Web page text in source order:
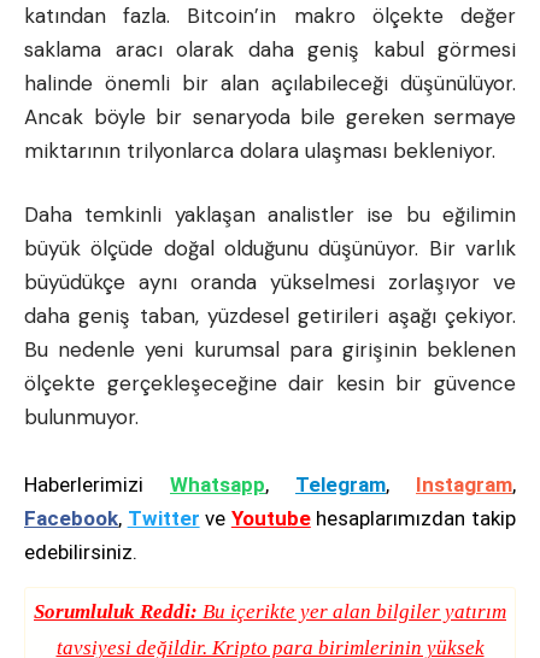
katından fazla. Bitcoin’in makro ölçekte değer
saklama aracı olarak daha geniş kabul görmesi
halinde önemli bir alan açılabileceği düşünülüyor.
Ancak böyle bir senaryoda bile gereken sermaye
miktarının trilyonlarca dolara ulaşması bekleniyor.
Daha temkinli yaklaşan analistler ise bu eğilimin
büyük ölçüde doğal olduğunu düşünüyor. Bir varlık
büyüdükçe aynı oranda yükselmesi zorlaşıyor ve
daha geniş taban, yüzdesel getirileri aşağı çekiyor.
Bu nedenle yeni kurumsal para girişinin beklenen
ölçekte gerçekleşeceğine dair kesin bir güvence
bulunmuyor.
Haberlerimizi Whatsapp, Telegram, Instagram,
Facebook, Twitter ve Youtubehesaplarımızdan takip
edebilirsiniz.
Sorumluluk Reddi: Bu içerikte yer alan bilgiler yatırım
tavsiyesi değildir. Kripto para birimlerinin yüksek